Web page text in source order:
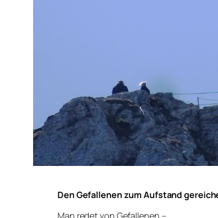
Den Gefallenen zum Aufstand
Man redet von Gefallenen –